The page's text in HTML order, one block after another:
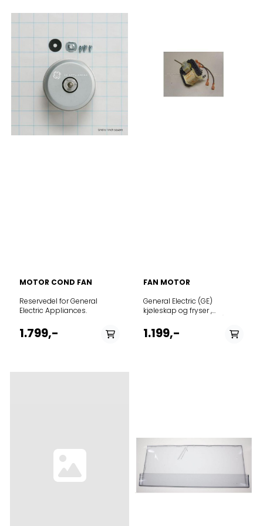
MOTOR COND FAN
Reservedel for General
Electric Appliances.
1.799,-
FAN MOTOR
General Electric (GE)
kjøleskap og fryser ,
1.199,-